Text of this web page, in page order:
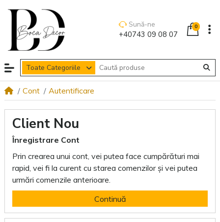
Toate Categoriile
Sună-ne
+40743 09 08 07
0
Cont Autentificare
Client Nou
Înregistrare Cont
Prin crearea unui cont, vei putea face cumpărături mai
rapid, vei fi la curent cu starea comenzilor și vei putea
urmări comenzile anterioare.
Continuă